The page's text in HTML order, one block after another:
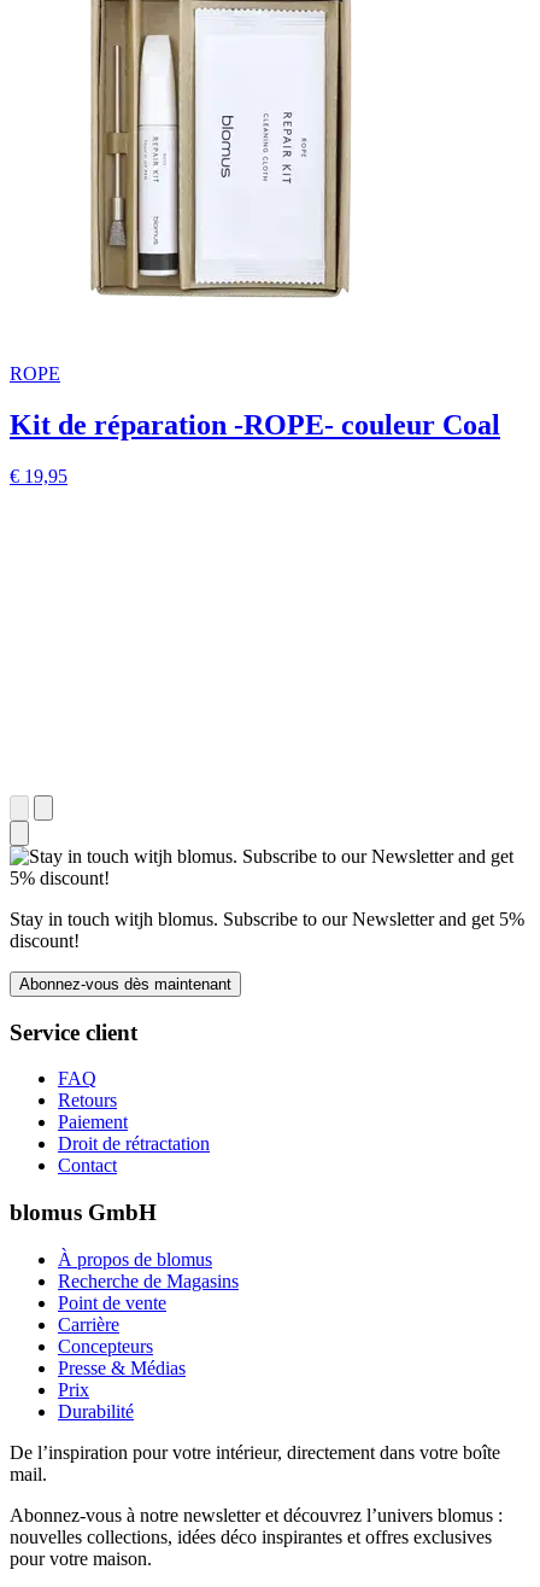
ROPE
Kit de réparation -ROPE- couleur Coal
€ 19,95
Stay in touch witjh blomus. Subscribe to our Newsletter and get 5%
discount!
Abonnez-vous dès maintenant
Service client
FAQ
Retours
Paiement
Droit de rétractation
Contact
blomus GmbH
À propos de blomus
Recherche de Magasins
Point de vente
Carrière
Concepteurs
Presse & Médias
Prix
Durabilité
De l’inspiration pour votre intérieur, directement dans votre boîte
mail.
Abonnez-vous à notre newsletter et découvrez l’univers blomus :
nouvelles collections, idées déco inspirantes et offres exclusives
pour votre maison.